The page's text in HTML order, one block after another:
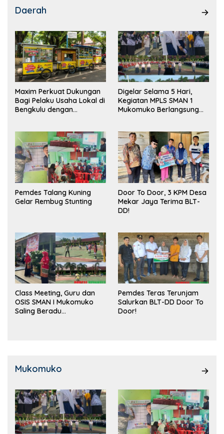
Daerah
Maxim Perkuat Dukungan
Bagi Pelaku Usaha Lokal di
Bengkulu dengan
Pasar
Digelar Selama 5 Hari,
Kegiatan MPLS SMAN 1
Mukomuko Berlangsung
Pemdes Talang Kuning
Gelar Rembug Stunting
Door To Door, 3 KPM Desa
Mekar Jaya Terima BLT-
DD!
Class Meeting, Guru dan
OSIS SMAN I Mukomuko
Saling Beradu
Pemdes Teras Terunjam
Salurkan BLT-DD Door To
Door!
Mukomuko